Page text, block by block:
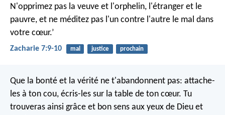
N'opprimez pas la veuve et l'orphelin, l'étranger et le
pauvre, et ne méditez pas l'un contre l'autre le mal dans
votre cœur.’
Zacharie 7:9-10 mal justice prochain
Que la bonté et la vérité ne t'abandonnent pas: attache-
les à ton cou, écris-les sur la table de ton cœur. Tu
trouveras ainsi grâce et bon sens aux yeux de Dieu et